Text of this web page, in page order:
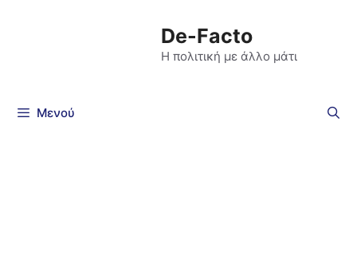
De-Facto
Η πολιτική με άλλο μάτι
Μενού